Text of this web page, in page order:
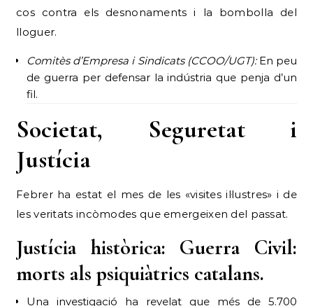
cos contra els desnonaments i la bombolla del
lloguer.
Comitès d’Empresa i Sindicats (CCOO/UGT):En peu
de guerra per defensar la indústria que penja d’un
fil.
Societat, Seguretat i
Justícia
Febrer ha estat el mes de les «visites il·lustres» i de
les veritats incòmodes que emergeixen del passat.
Justícia històrica: Guerra Civil:
morts als psiquiàtrics catalans.
Una investigació ha revelat que més de 5.700